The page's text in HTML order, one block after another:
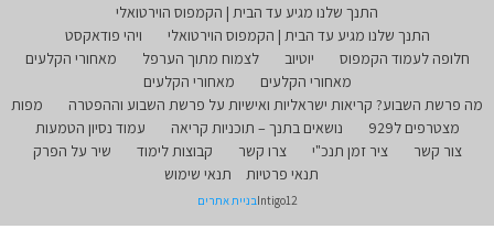
התנך שלנו מגיע עד הבית | הקמפוס הוירטואלי
התנך שלנו מגיע עד הבית | הקמפוס הוירטואלי
ויהי פודאקסט
חלופה לעמוד הקמפוס
יוטיוב לצמוח מתוך הערפל
מאחורי הקלעים
מאחורי הקלעים
מאחורי הקלעים
מה פרשת השבוע? קריאות ישראליות ואישיות על פרשת השבוע וההפטרה
מפות
מצטרפים ל929
נושאים בתנך – תוכניות קריאה
עמוד נסיון הטמעות
צור קשר
ציר זמן תנכ"י צרו קשר קבוצות לימוד
שיר על הפרק
תנאי פרטיות
תנאי שימוש
Intigo12בניית אתרים